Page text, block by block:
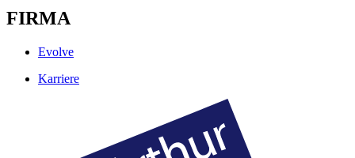
FIRMA
Evolve
Karriere